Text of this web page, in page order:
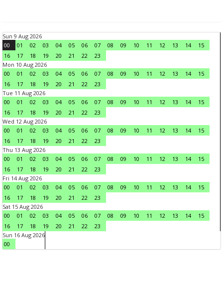
Sun 9 Aug 2026
00
01 02 03 04 05 06 07 08 09 10 11 12 13 14
15
16
17 18 19 20 21 22
23
Mon 10 Aug 2026
00
01 02 03 04 05 06 07 08 09 10 11 12 13 14
15
16
17 18 19 20 21 22
23
Tue 11 Aug 2026
00
01 02 03 04 05 06 07 08 09 10 11 12 13 14
15
16
17 18 19 20 21 22
23
Wed 12 Aug 2026
00
01 02 03 04 05 06 07 08 09 10 11 12 13 14
15
16
17 18 19 20 21 22
23
Thu 13 Aug 2026
00
01 02 03 04 05 06 07 08 09 10 11 12 13 14
15
16
17 18 19 20 21 22
23
Fri 14 Aug 2026
00
01 02 03 04 05 06 07 08 09 10 11 12 13 14
15
16
17 18 19 20 21 22
23
Sat 15 Aug 2026
00
01 02 03 04 05 06 07 08 09 10 11 12 13 14
15
16
17 18 19 20 21 22
23
Sun 16 Aug 2026
00